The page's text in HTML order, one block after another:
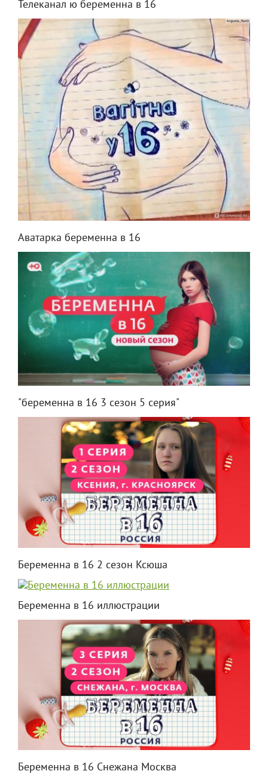
Телеканал ю беременна в 16
Аватарка беременна в 16
"беременна в 16 3 сезон 5 серия"
Беременна в 16 2 сезон Ксюша
Беременна в 16 иллюстрации
Беременна в 16 Снежана Москва